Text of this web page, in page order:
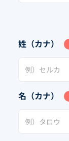
姓（カナ）
名（カナ）